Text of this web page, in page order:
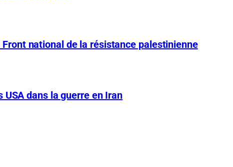
Front national de la résistance palestinienne
dans la guerre en Iran